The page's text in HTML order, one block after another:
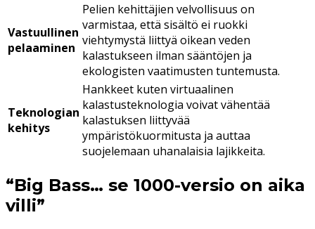
Vastuullinen
pelaaminen
Pelien kehittäjien velvollisuus on
varmistaa, että sisältö ei ruokki
viehtymystä liittyä oikean veden
kalastukseen ilman sääntöjen ja
ekologisten vaatimusten tuntemusta.
Teknologian
kehitys
Hankkeet kuten virtuaalinen
kalastusteknologia voivat vähentää
kalastuksen liittyvää
ympäristökuormitusta ja auttaa
suojelemaan uhanalaisia lajikkeita.
“Big Bass… se 1000-versio on aika
villi”